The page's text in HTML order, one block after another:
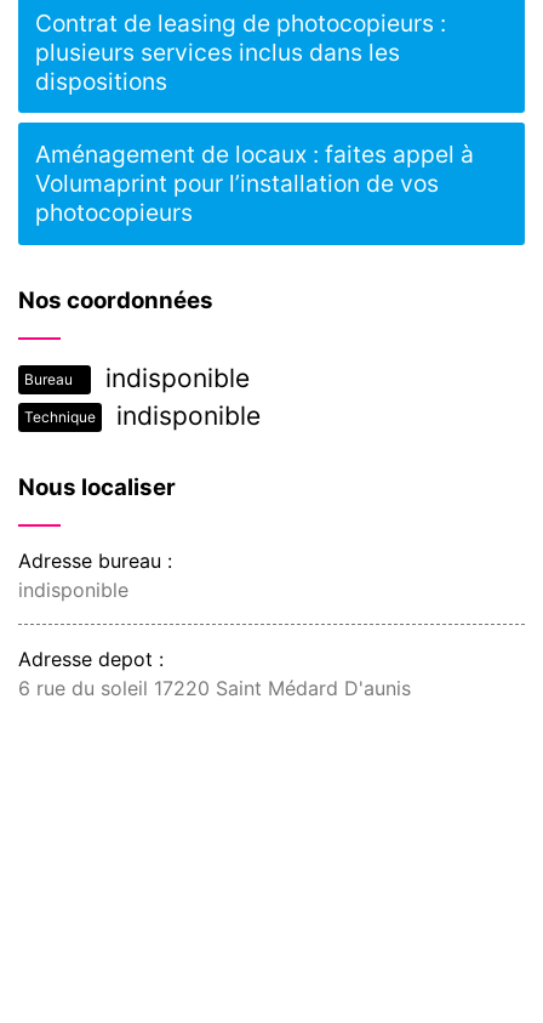
Nos coordonnées
Bureau indisponible
Technique indisponible
Nous localiser
Adresse bureau :
indisponible
Adresse depot :
6 rue du soleil 17220 Saint Médard D'aunis
Contrat de leasing de photocopieurs :
plusieurs services inclus dans les
dispositions
Aménagement de locaux : faites appel à
Volumaprint pour l’installation de vos
photocopieurs